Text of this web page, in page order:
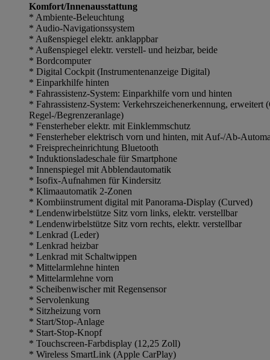
Komfort/Innenausstattung
* Ambiente-Beleuchtung
* Audio-Navigationssystem
* Außenspiegel elektr. anklappbar
* Außenspiegel elektr. verstell- und heizbar, beide
* Bordcomputer
* Digital Cockpit (Instrumentenanzeige Digital)
* Einparkhilfe hinten
* Fahrassistenz-System: Einparkhilfe vorn und hinten
* Fahrassistenz-System: Verkehrszeichenerkennung, erweitert
Regel-/Begrenzeranlage)
* Fensterheber elektr. mit Einklemmschutz
* Fensterheber elektrisch vorn und hinten, mit Auf-/Ab-
* Freisprecheinrichtung Bluetooth
* Induktionsladeschale für Smartphone
* Innenspiegel mit Abblendautomatik
* Isofix-Aufnahmen für Kindersitz
* Klimaautomatik 2-Zonen
* Kombiinstrument digital mit Panorama-Display (Curved)
* Lendenwirbelstütze Sitz vorn links, elektr. verstellbar
* Lendenwirbelstütze Sitz vorn rechts, elektr. verstellbar
* Lenkrad (Leder)
* Lenkrad heizbar
* Lenkrad mit Schaltwippen
* Mittelarmlehne hinten
* Mittelarmlehne vorn
* Scheibenwischer mit Regensensor
* Servolenkung
* Sitzheizung vorn
* Start/Stop-Anlage
* Start-Stop-Knopf
* Touchscreen-Farbdisplay (12,25 Zoll)
* Wireless SmartLink (Apple CarPlay)